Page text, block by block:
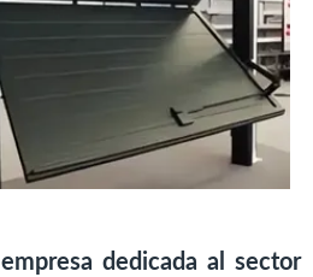
empresa dedicada al sector